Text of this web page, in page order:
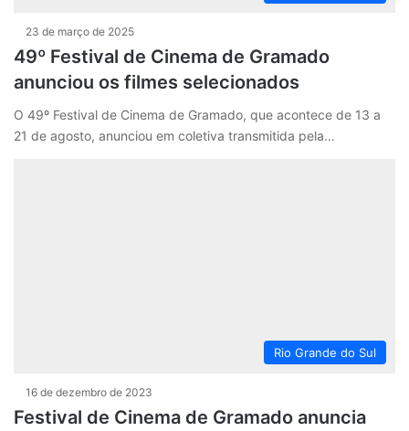
23 de março de 2025
49º Festival de Cinema de Gramado
anunciou os filmes selecionados
O 49º Festival de Cinema de Gramado, que acontece de 13 a
21 de agosto, anunciou em coletiva transmitida pela…
Rio Grande do Sul
16 de dezembro de 2023
Festival de Cinema de Gramado anuncia